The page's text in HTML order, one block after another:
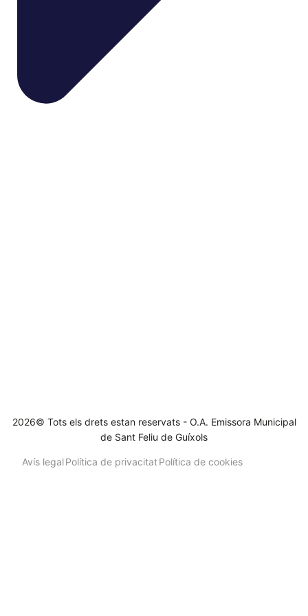
2026© Tots els drets estan reservats - O.A. Emissora Municipal
de Sant Feliu de Guíxols
Avís legalPolítica de privacitatPolítica de cookies